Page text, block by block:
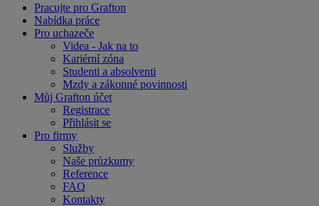
Pracujte pro Grafton
Nabídka práce
Pro uchazeče
Videa - Jak na to
Kariérní zóna
Studenti a absolventi
Mzdy a zákonné povinnosti
Můj Grafton účet
Registrace
Přihlásit se
Pro firmy
Služby
Naše průzkumy
Reference
FAQ
Kontakty